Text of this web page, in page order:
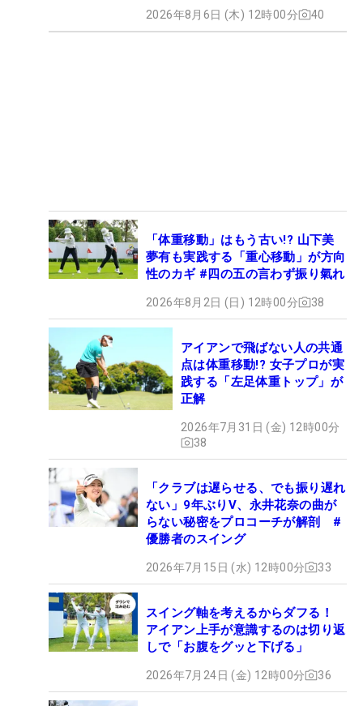
2026年8月6日 (木) 12時00分 40
「体重移動」はもう古い!? 山下美
夢有も実践する「重心移動」が方向
性のカギ #四の五の言わず振り氣れ
2026年8月2日 (日) 12時00分 38
アイアンで飛ばない人の共通
点は体重移動!? 女子プロが実
践する「左足体重トップ」が
正解
2026年7月31日 (金) 12時00分
38
「クラブは遅らせる、でも振り遅れ
ない」9年ぶりV、永井花奈の曲が
らない秘密をプロコーチが解剖 #
優勝者のスイング
2026年7月15日 (水) 12時00分 33
スイング軸を考えるからダフる！
アイアン上手が意識するのは切り返
しで「お腹をグッと下げる」
2026年7月24日 (金) 12時00分 36